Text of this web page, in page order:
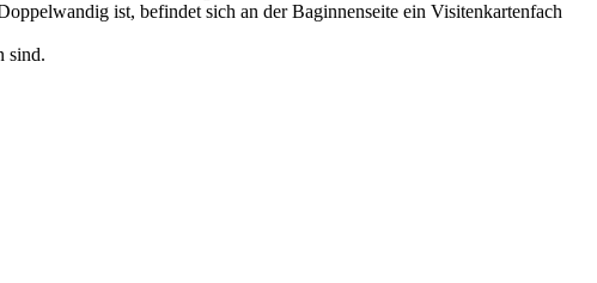
ist, befindet sich an der Baginnenseite ein Visitenkartenfach
sind.